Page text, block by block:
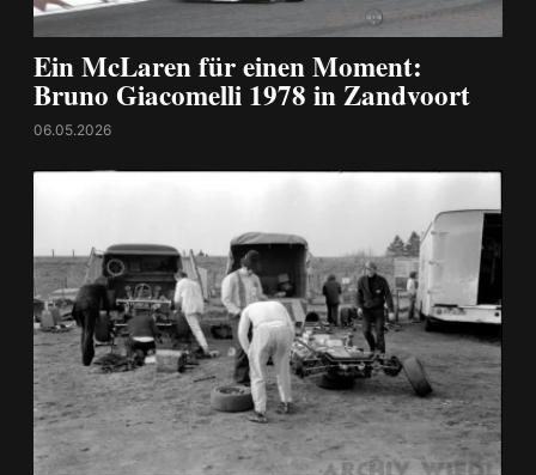
Ein McLaren für einen Moment:
Bruno Giacomelli 1978 in Zandvoort
06.05.2026